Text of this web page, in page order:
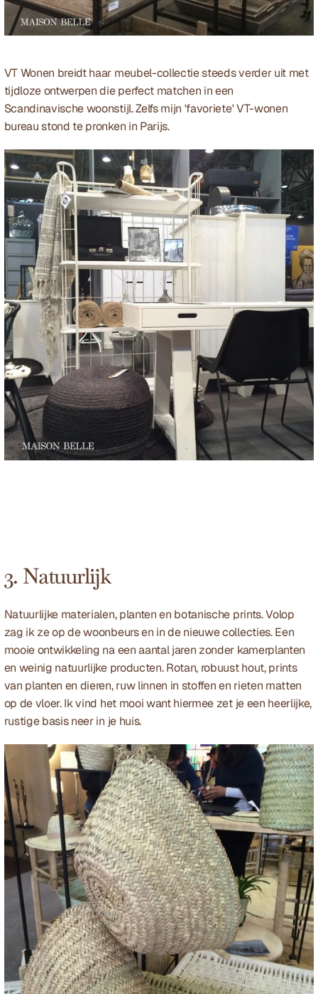
VT Wonen breidt haar meubel-collectie steeds verder uit met
tijdloze ontwerpen die perfect matchen in een
Scandinavische woonstijl. Zelfs mijn 'favoriete' VT-wonen
bureau stond te pronken in Parijs.
3. Natuurlijk
Natuurlijke materialen, planten en botanische prints. Volop
zag ik ze op de woonbeurs en in de nieuwe collecties. Een
mooie ontwikkeling na een aantal jaren zonder kamerplanten
en weinig natuurlijke producten. Rotan, robuust hout, prints
van planten en dieren, ruw linnen in stoffen en rieten matten
op de vloer. Ik vind het mooi want hiermee zet je een heerlijke,
rustige basis neer in je huis.